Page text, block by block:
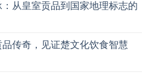
从皇室贡品到国家地理标志的
传奇，见证楚文化饮食智慧